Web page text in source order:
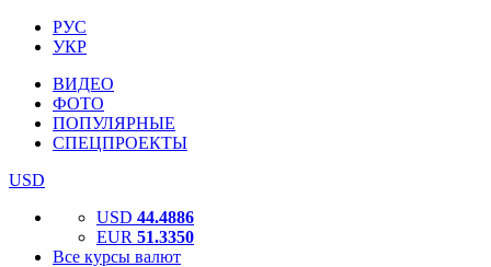
РУС
УКР
ВИДЕО
ФОТО
ПОПУЛЯРНЫЕ
СПЕЦПРОЕКТЫ
USD
USD 44.4886
EUR 51.3350
Все курсы валют